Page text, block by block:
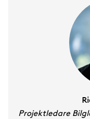
Projektledare